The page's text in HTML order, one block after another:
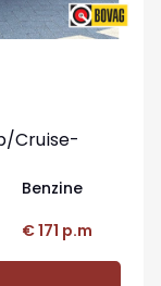
Cruise-
Benzine
€ 171 p.m